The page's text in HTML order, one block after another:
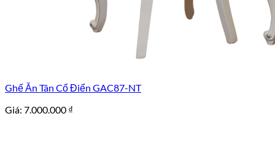
Ghế Ăn Tân Cổ Điển GAC87-NT
Giá: 7.000.000 ₫